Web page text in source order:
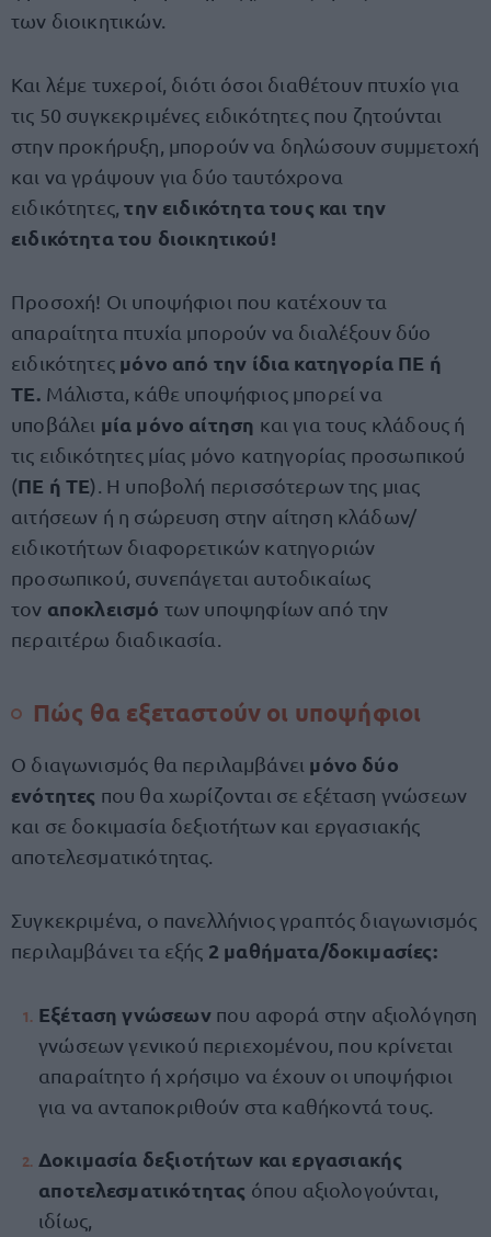
των διοικητικών.
Και λέμε τυχεροί, διότι όσοι διαθέτουν πτυχίο για
τις 50 συγκεκριμένες ειδικότητες που ζητούνται
στην προκήρυξη, μπορούν να δηλώσουν συμμετοχή
και να γράψουν για δύο ταυτόχρονα
ειδικότητες,την ειδικότητα τους και την
ειδικότητα του διοικητικού!
Προσοχή! Οι υποψήφιοι που κατέχουν τα
απαραίτητα πτυχία μπορούν να διαλέξουν δύο
ειδικότητες μόνο από την ίδια κατηγορία ΠΕ ή
ΤΕ. Μάλιστα, κάθε υποψήφιος μπορεί να
υποβάλει μία μόνο αίτηση και για τους κλάδους ή
τις ειδικότητες μίας μόνο κατηγορίας προσωπικού
(ΠΕ ή ΤΕ). Η υποβολή περισσότερων της μιας
αιτήσεων ή η σώρευση στην αίτηση κλάδων/
ειδικοτήτων διαφορετικών κατηγοριών
προσωπικού, συνεπάγεται αυτοδικαίως
τον αποκλεισμό των υποψηφίων από την
περαιτέρω διαδικασία.
Πώς θα εξεταστούν οι υποψήφιοι
Ο διαγωνισμός θα περιλαμβάνει μόνο δύο
ενότητες που θα χωρίζονται σε εξέταση γνώσεων
και σε δοκιμασία δεξιοτήτων και εργασιακής
αποτελεσματικότητας.
Συγκεκριμένα, ο πανελλήνιος γραπτός διαγωνισμός
περιλαμβάνει τα εξής 2 μαθήματα/δοκιμασίες:
Εξέταση γνώσεωνπου αφορά στην αξιολόγηση
γνώσεων γενικού περιεχομένου, που κρίνεται
απαραίτητο ή χρήσιμο να έχουν οι υποψήφιοι
για να ανταποκριθούν στα καθήκοντά τους.
Δοκιμασία δεξιοτήτων και εργασιακής
αποτελεσματικότητας όπου αξιολογούνται,
ιδίως,